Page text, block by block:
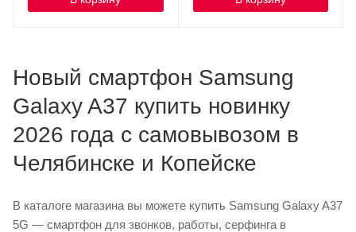
Новый смартфон Samsung
Galaxy A37 купить новинку
2026 года с самовывозом в
Челябинске и Копейске
В каталоге магазина вы можете купить Samsung Galaxy A37
5G — смартфон для звонков, работы, серфинга в